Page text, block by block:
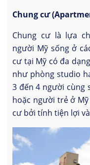
Chung cư
Chung cư là lựa
người Mỹ sống ở
cư tại Mỹ có đa
như phòng studio
3 đến 4 người cùng
hoặc người trẻ ở
cư bởi tính tiện lợi